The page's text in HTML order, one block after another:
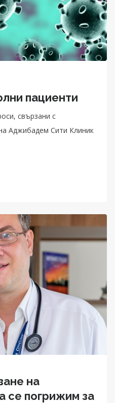
пациенти
свързани с
Аджибадем Сити Клиник
на
се погрижим за